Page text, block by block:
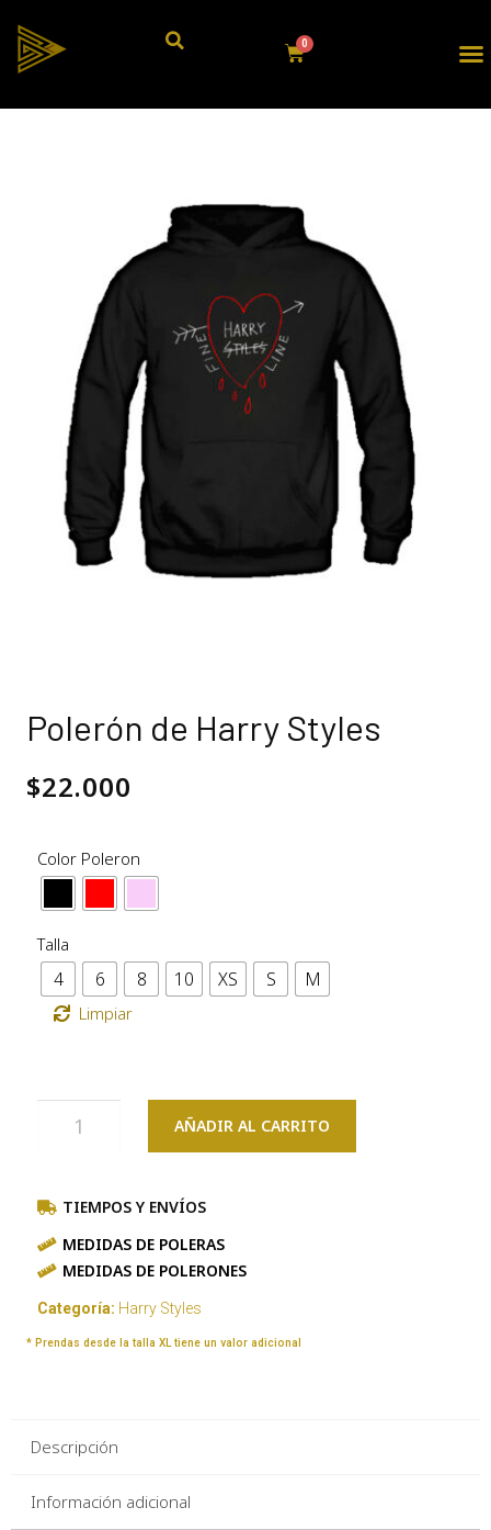
Polerón de Harry Styles
$22.000
Color Poleron
Talla
4 6 8 10 XS S M
Limpiar
AÑADIR AL CARRITO
TIEMPOS Y ENVÍOS
MEDIDAS DE POLERAS
MEDIDAS DE POLERONES
Categoría: Harry Styles
* Prendas desde la talla XL tiene un valor adicional
Descripción
Información adicional